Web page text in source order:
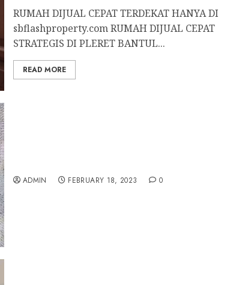
RUMAH DIJUAL CEPAT TERDEKAT HANYA DI
sbflashproperty.com RUMAH DIJUAL CEPAT
STRATEGIS DI PLERET BANTUL...
READ MORE
ADMIN FEBRUARY 18, 2023 0